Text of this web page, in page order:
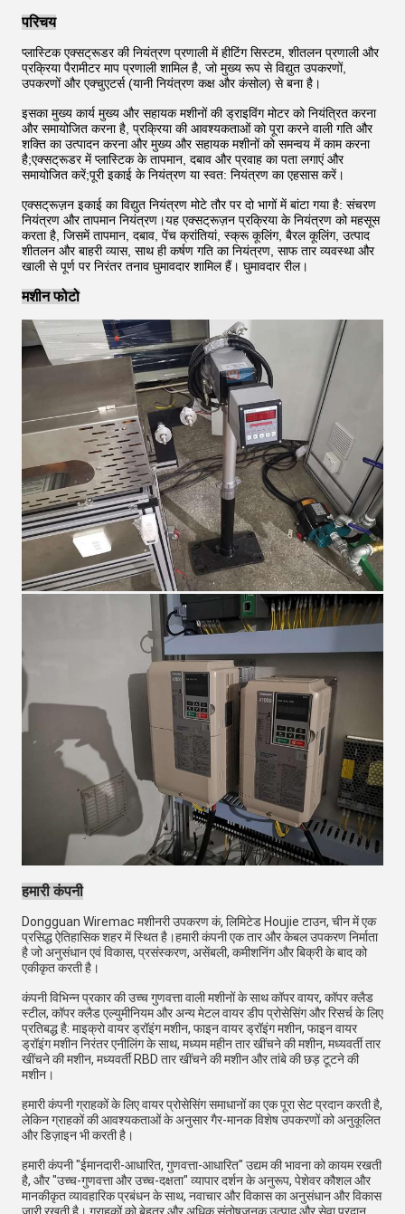
परिचय
प्लास्टिक एक्सट्रूडर की नियंत्रण प्रणाली में हीटिंग सिस्टम, शीतलन प्रणाली और
प्रक्रिया पैरामीटर माप प्रणाली शामिल है, जो मुख्य रूप से विद्युत उपकरणों,
उपकरणों और एक्चुएटर्स (यानी नियंत्रण कक्ष और कंसोल) से बना है।
इसका मुख्य कार्य मुख्य और सहायक मशीनों की ड्राइविंग मोटर को नियंत्रित करना
और समायोजित करना है, प्रक्रिया की आवश्यकताओं को पूरा करने वाली गति और
शक्ति का उत्पादन करना और मुख्य और सहायक मशीनों को समन्वय में काम करना
है;एक्सट्रूडर में प्लास्टिक के तापमान, दबाव और प्रवाह का पता लगाएं और
समायोजित करें;पूरी इकाई के नियंत्रण या स्वत: नियंत्रण का एहसास करें।
एक्सट्रूज़न इकाई का विद्युत नियंत्रण मोटे तौर पर दो भागों में बांटा गया है: संचरण
नियंत्रण और तापमान नियंत्रण।यह एक्सट्रूज़न प्रक्रिया के नियंत्रण को महसूस
करता है, जिसमें तापमान, दबाव, पेंच क्रांतियां, स्क्रू कूलिंग, बैरल कूलिंग, उत्पाद
शीतलन और बाहरी व्यास, साथ ही कर्षण गति का नियंत्रण, साफ तार व्यवस्था और
खाली से पूर्ण पर निरंतर तनाव घुमावदार शामिल हैं। घुमावदार रील।
मशीन फोटो
हमारी कंपनी
Dongguan Wiremac मशीनरी उपकरण कं, लिमिटेड Houjie टाउन, चीन में एक
प्रसिद्ध ऐतिहासिक शहर में स्थित है।हमारी कंपनी एक तार और केबल उपकरण निर्माता
है जो अनुसंधान एवं विकास, प्रसंस्करण, असेंबली, कमीशनिंग और बिक्री के बाद को
एकीकृत करती है।
कंपनी विभिन्न प्रकार की उच्च गुणवत्ता वाली मशीनों के साथ कॉपर वायर, कॉपर क्लैड
स्टील, कॉपर क्लैड एल्युमीनियम और अन्य मेटल वायर डीप प्रोसेसिंग और रिसर्च के लिए
प्रतिबद्ध है: माइक्रो वायर ड्रॉइंग मशीन, फाइन वायर ड्रॉइंग मशीन, फाइन वायर
ड्रॉइंग मशीन निरंतर एनीलिंग के साथ, मध्यम महीन तार खींचने की मशीन, मध्यवर्ती तार
खींचने की मशीन, मध्यवर्ती RBD तार खींचने की मशीन और तांबे की छड़ टूटने की
मशीन।
हमारी कंपनी ग्राहकों के लिए वायर प्रोसेसिंग समाधानों का एक पूरा सेट प्रदान करती है,
लेकिन ग्राहकों की आवश्यकताओं के अनुसार गैर-मानक विशेष उपकरणों को अनुकूलित
और डिज़ाइन भी करती है।
हमारी कंपनी "ईमानदारी-आधारित, गुणवत्ता-आधारित" उद्यम की भावना को कायम रखती
है, और "उच्च-गुणवत्ता और उच्च-दक्षता" व्यापार दर्शन के अनुरूप, पेशेवर कौशल और
मानकीकृत व्यावहारिक प्रबंधन के साथ, नवाचार और विकास का अनुसंधान और विकास